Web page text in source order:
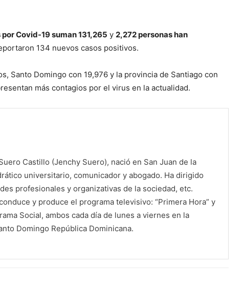
Covid-19 suman 131,265 y 2,272 personas han
134 nuevos casos positivos.
Santo Domingo con 19,976 y la provincia de Santiago con
más contagios por el virus en la actualidad.
Castillo (Jenchy Suero), nació en San Juan de la
universitario, comunicador y abogado. Ha dirigido
profesionales y organizativas de la sociedad, etc.
y produce el programa televisivo: “Primera Hora” y
Social, ambos cada día de lunes a viernes en la
Domingo República Dominicana.